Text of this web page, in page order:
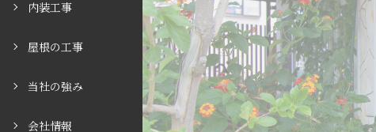
内装工事
屋根の工事
当社の強み
会社情報